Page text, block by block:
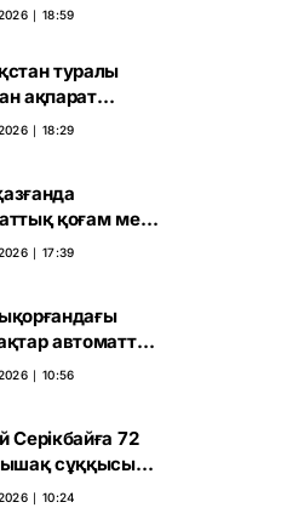
Құрылтай
∣ 18:59
туралы
ақпарат
дипфейктер
∣ 18:29
қоғам мен
∣ 17:39
автоматты
суарылады
∣ 10:56
Серікбайға 72
сұққысы
жазған адам
∣ 10:24